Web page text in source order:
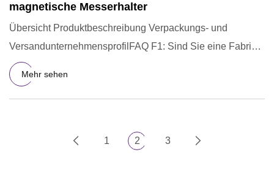
magnetische Messerhalter
Übersicht Produktbeschreibung Verpackungs- und
VersandunternehmensprofilFAQ F1: Sind Sie eine Fabrik
oder ein Handelsunt
Mehr sehen
1 2 3